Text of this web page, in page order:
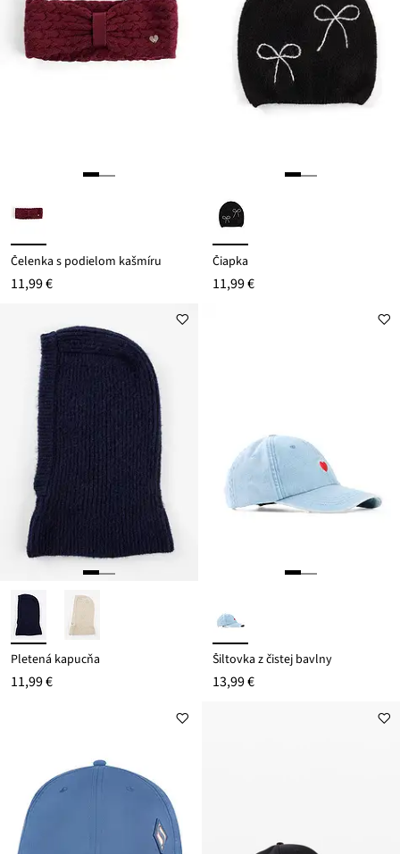
Čelenka s podielom kašmíru
11,99 €
Čiapka
11,99 €
Pletená kapucňa
11,99 €
Šiltovka z čistej bavlny
13,99 €